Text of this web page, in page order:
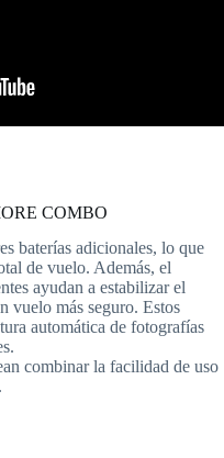
COMBO
baterías adicionales, lo que
de vuelo. Además, el
ayudan a estabilizar el
vuelo más seguro. Estos
automática de fotografías
combinar la facilidad de uso